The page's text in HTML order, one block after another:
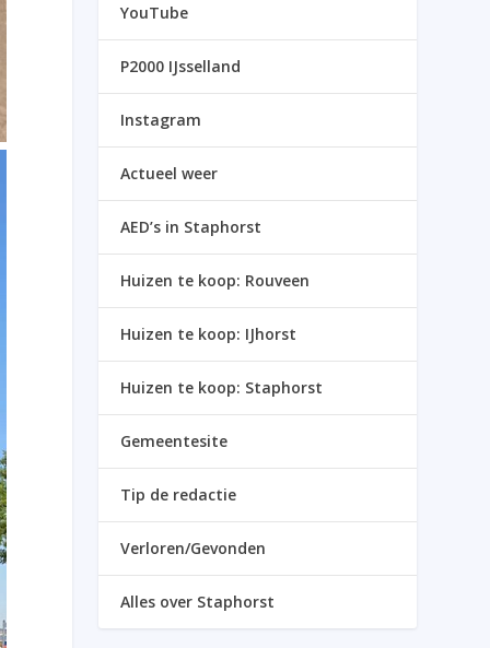
YouTube
P2000 IJsselland
Instagram
Actueel weer
AED’s in Staphorst
Huizen te koop: Rouveen
Huizen te koop: IJhorst
Huizen te koop: Staphorst
Gemeentesite
Tip de redactie
Verloren/Gevonden
Alles over Staphorst